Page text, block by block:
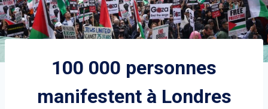
100 000 personnes
manifestent à Londres